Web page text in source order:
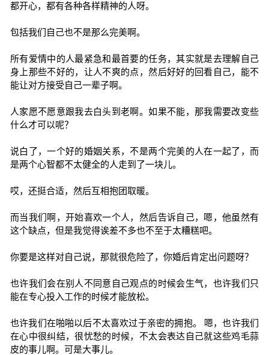
都开心，都有各种各样精神的人呀。
包括我们自己也不是那么完美啊。
所有爱情中的人最紧急和最首要的任务，其实就是去理解自己
身上那些不好的，让人不爽的点，然后好好的回看自己，能不
能让对方接受自己一辈子啊。
人家愿不愿意跟我去白头到老啊。如果不能，那我需要改变些
什么才可以呢？
说白了，一个好的婚姻关系，不是两个完美的人在一起了，而
是两个心智都不太健全的人走到了一块儿。
哎，还挺合适，然后互相抱团取暖。
而当我们啊，开始喜欢一个人，然后告诉自己，嗯，他虽然有
这个缺点，但是我觉得诶差不多也不至于太糟糕吧。
你要是这样对自己说，那就很危险了，你婚后肯定出问题呀？
也许我们会在别人不同意自己观点的时候会生气，也许我们只
能在专心投入工作的时候才能放松。
也许我们在啪啪以后不太喜欢过于亲密的拥抱。 嗯，也许我们
在心中很纠结，很忧愁的时候，不太会表达自己就这些鸡毛蒜
皮的事儿啊。可是大事儿。